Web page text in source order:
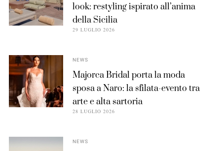
look: restyling ispirato all’anima
della Sicilia
29 LUGLIO 2026
NEWS
Majorca Bridal porta la moda
sposa a Naro: la sfilata-evento tra
arte e alta sartoria
28 LUGLIO 2026
NEWS